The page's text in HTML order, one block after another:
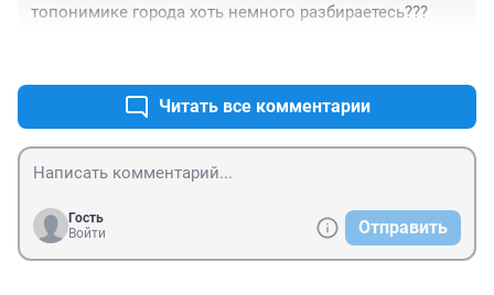
топонимике города хоть немного разбираетесь???
Читать все комментарии
Гость
Войти
Отправить